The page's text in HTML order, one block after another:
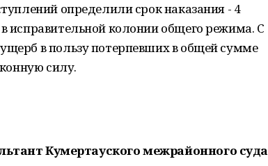
определили срок наказания - 4
исправительной колонии общего режима. С
в пользу потерпевших в общей сумме
силу.
Кумертауского межрайонного суда